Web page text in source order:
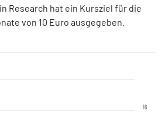
Research hat ein Kursziel für die
von 10 Euro ausgegeben.
16